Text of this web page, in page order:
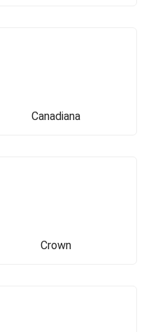
Canadiana
Crown